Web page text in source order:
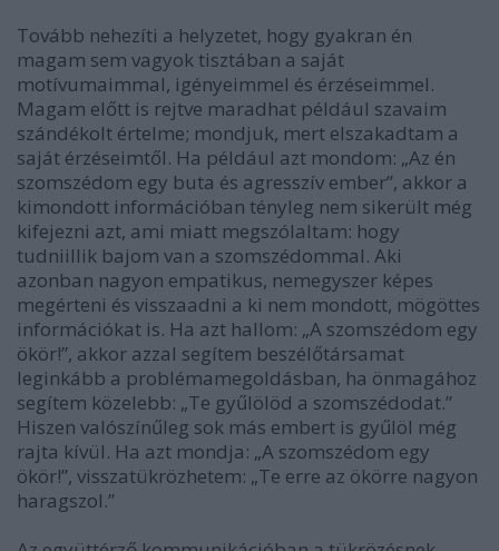
Tovább nehezíti a helyzetet, hogy gyakran én
magam sem vagyok tisztában a saját
motívumaimmal, igényeimmel és érzéseimmel.
Magam előtt is rejtve maradhat például szavaim
szándékolt értelme; mondjuk, mert elszakadtam a
saját érzéseimtől. Ha például azt mondom: „Az én
szomszédom egy buta és agresszív ember”, akkor a
kimondott információban tényleg nem sikerült még
kifejezni azt, ami miatt megszólaltam: hogy
tudniillik bajom van a szomszédommal. Aki
azonban nagyon empatikus, nemegyszer képes
megérteni és visszaadni a ki nem mondott, mögöttes
információkat is. Ha azt hallom: „A szomszédom egy
ökör!”, akkor azzal segítem beszélőtársamat
leginkább a problémamegoldásban, ha önmagához
segítem közelebb: „Te gyűlölöd a szomszédodat.”
Hiszen valószínűleg sok más embert is gyűlöl még
rajta kívül. Ha azt mondja: „A szomszédom egy
ökör!”, visszatükrözhetem: „Te erre az ökörre nagyon
haragszol.”